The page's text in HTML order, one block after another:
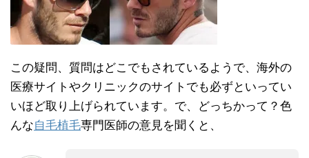
この疑問、質問はどこでもされているようで、海外の
医療サイトやクリニックのサイトでも必ずといってい
いほど取り上げられています。で、どっちかって？色
んな自毛植毛専門医師の意見を聞くと、